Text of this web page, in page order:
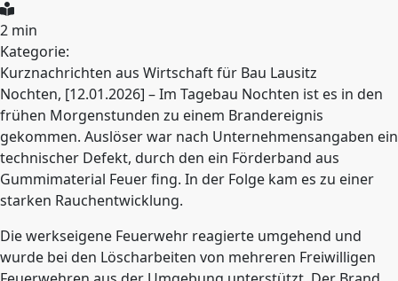
2 min
Kategorie:
Kurznachrichten aus Wirtschaft für Bau Lausitz
Nochten, [12.01.2026] – Im Tagebau Nochten ist es in den
frühen Morgenstunden zu einem Brandereignis
gekommen. Auslöser war nach Unternehmensangaben ein
technischer Defekt, durch den ein Förderband aus
Gummimaterial Feuer fing. In der Folge kam es zu einer
starken Rauchentwicklung.
Die werkseigene Feuerwehr reagierte umgehend und
wurde bei den Löscharbeiten von mehreren Freiwilligen